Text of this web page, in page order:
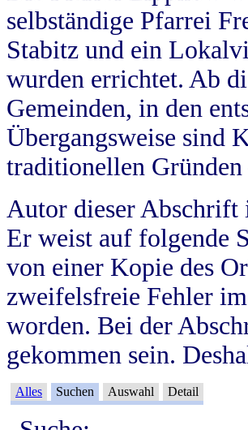
selbständige Pfarrei
Stabitz und ein
wurden errichtet. Ab
Gemeinden, in den
Übergangsweise sind
traditionellen
Autor dieser
Er weist auf folgende
von einer Kopie des
zweifelsfreie Fehler
worden. Bei der
gekommen sein.
Alles Suchen Auswahl Detail